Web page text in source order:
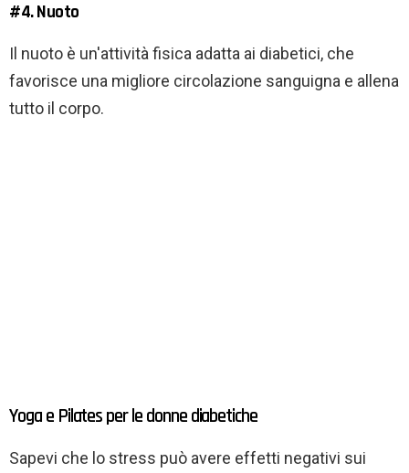
#4. Nuoto
Il nuoto è un'attività fisica adatta ai diabetici, che
favorisce una migliore circolazione sanguigna e allena
tutto il corpo.
Yoga e Pilates per le donne diabetiche
Sapevi che lo stress può avere effetti negativi sui